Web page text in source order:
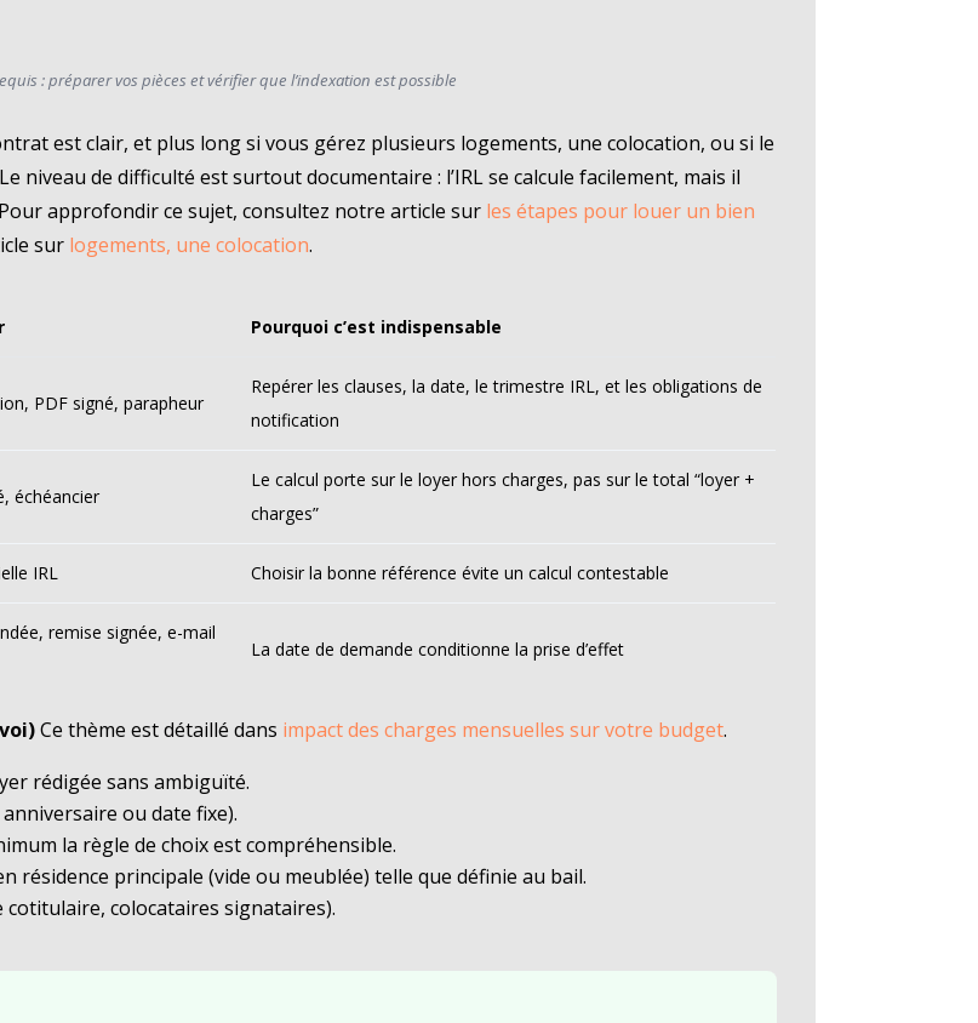
: préparer vos pièces et vérifier que l’indexation est possible
est clair, et plus long si vous gérez plusieurs logements, une colocation, ou si le
niveau de difficulté est surtout documentaire : l’IRL se calcule facilement, mais il
approfondir ce sujet, consultez notre article sur les étapes pour louer un bien
sur logements, une colocation.
Pourquoi c’est indispensable
PDF signé, parapheur
Repérer les clauses, la date, le trimestre IRL, et les obligations de
notification
échéancier
Le calcul porte sur le loyer hors charges, pas sur le total “loyer +
charges”
IRL Choisir la bonne référence évite un calcul contestable
remise signée, e-mail
La date de demande conditionne la prise d’effet
Ce thème est détaillé dans impact des charges mensuelles sur votre budget.
rédigée sans ambiguïté.
ou date fixe).
la règle de choix est compréhensible.
résidence principale (vide ou meublée) telle que définie au bail.
colocataires signataires).